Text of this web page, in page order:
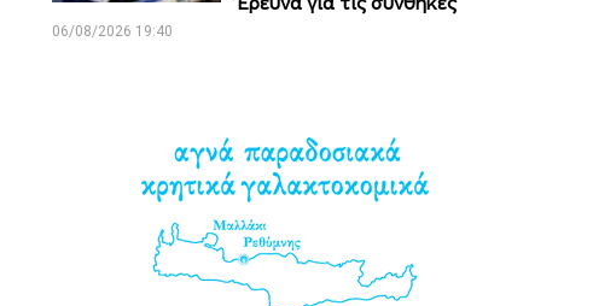
06/08/2026 19:40